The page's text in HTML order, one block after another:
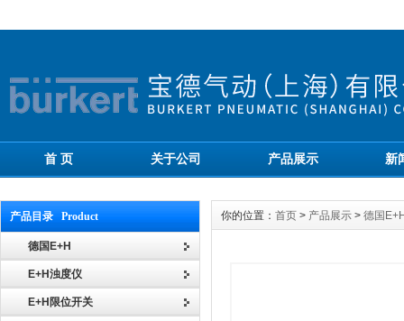
首 页 关于公司 产品展示 新
产品目录 Product
德国E+H
E+H浊度仪
E+H限位开关
你的位置： 首页 > 产品展示 > 德国